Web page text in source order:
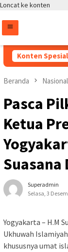
Loncat ke konten
Konten Spesial
Kapolri Jenderal
Beranda Nasional
Pasca
Ketua
Superadmin
Selasa, 3
Yogyakarta – H.M
Ukhuwah
khususnya umat